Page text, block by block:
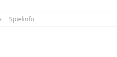
Spielinfo